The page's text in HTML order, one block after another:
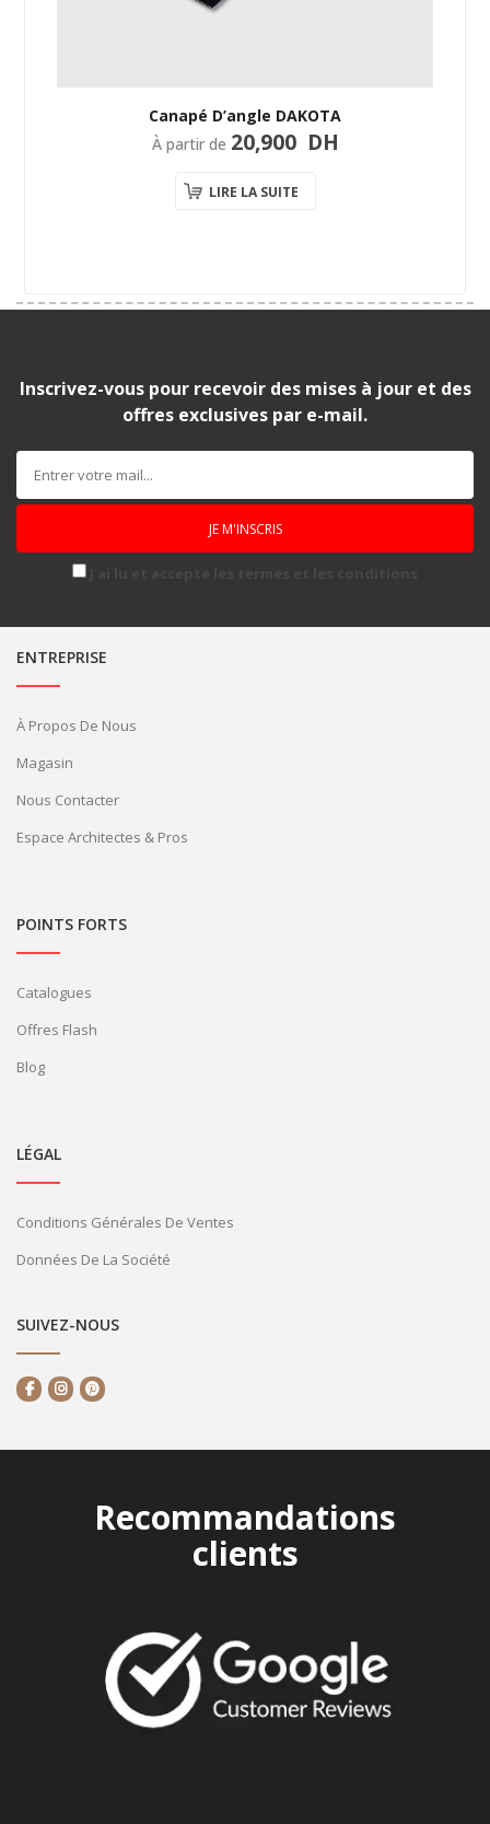
Canapé D’angle DAKOTA
À partir de 20,900 DH
LIRE LA SUITE
Inscrivez-vous pour recevoir des mises à jour et des
offres exclusives par e-mail.
ENTREPRISE
À Propos De Nous
Magasin
Nous Contacter
Espace Architectes & Pros
POINTS FORTS
Catalogues
Offres Flash
Blog
LÉGAL
Conditions Générales De Ventes
Données De La Société
SUIVEZ-NOUS
Recommandations
clients